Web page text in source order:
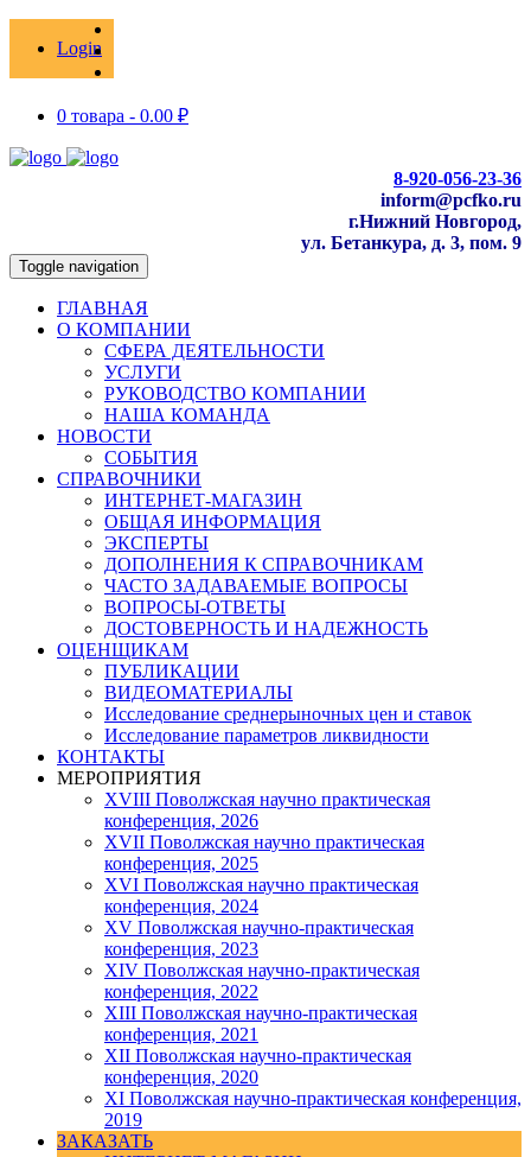
Login
0 товара - 0.00 ₽
8-920-056-23-36
inform@pcfko.ru
г.Нижний Новгород,
ул. Бетанкура, д. 3, пом. 9
Toggle navigation
ГЛАВНАЯ
О КОМПАНИИ
СФЕРА ДЕЯТЕЛЬНОСТИ
УСЛУГИ
РУКОВОДСТВО КОМПАНИИ
НАША КОМАНДА
НОВОСТИ
СОБЫТИЯ
СПРАВОЧНИКИ
ИНТЕРНЕТ-МАГАЗИН
ОБЩАЯ ИНФОРМАЦИЯ
ЭКСПЕРТЫ
ДОПОЛНЕНИЯ К СПРАВОЧНИКАМ
ЧАСТО ЗАДАВАЕМЫЕ ВОПРОСЫ
ВОПРОСЫ-ОТВЕТЫ
ДОСТОВЕРНОСТЬ И НАДЕЖНОСТЬ
ОЦЕНЩИКАМ
ПУБЛИКАЦИИ
ВИДЕОМАТЕРИАЛЫ
Исследование среднерыночных цен и ставок
Исследование параметров ликвидности
КОНТАКТЫ
МЕРОПРИЯТИЯ
XVIII Поволжская научно практическая
конференция, 2026
XVII Поволжская научно практическая
конференция, 2025
XVI Поволжская научно практическая
конференция, 2024
ХV Поволжская научно-практическая
конференция, 2023
ХIV Поволжская научно-практическая
конференция, 2022
ХIII Поволжская научно-практическая
конференция, 2021
ХII Поволжская научно-практическая
конференция, 2020
XI Поволжская научно-практическая конференция,
2019
ЗАКАЗАТЬ